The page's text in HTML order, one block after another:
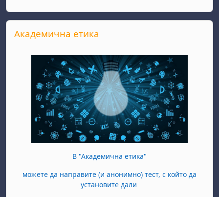
Salta Академична етика
Академична етика
В "Академична етика"
можете да направите (и анонимно) тест, с който да
установите дали